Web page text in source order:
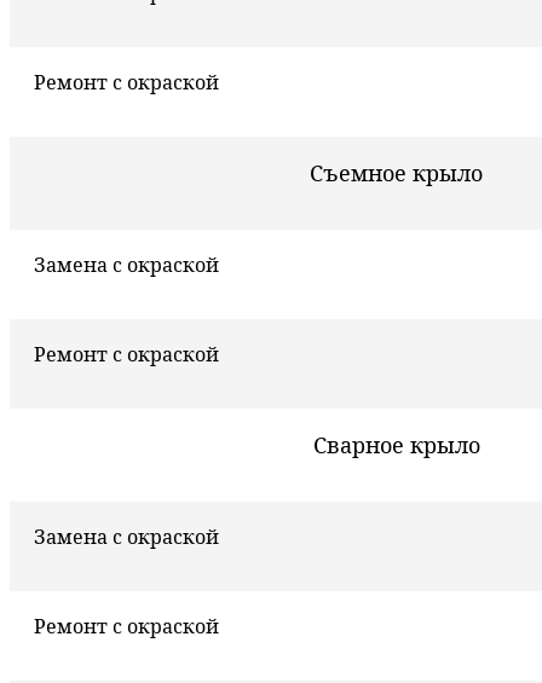
Ремонт с окраской
Съемное крыло
Замена с окраской
Ремонт с окраской
Сварное крыло
Замена с окраской
Ремонт с окраской